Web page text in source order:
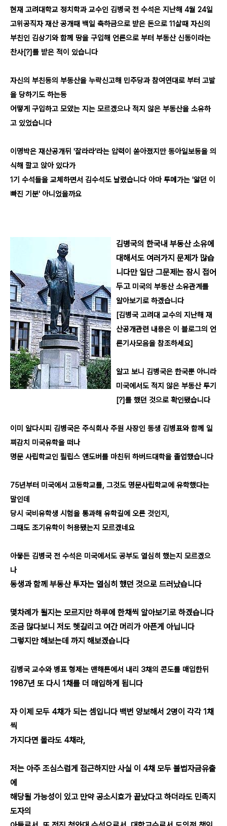
현재 고려대학교 정치학과 교수인 김병국 전 수석은 지난해 4월 24일
고위공직자 재산 공개때 백일 축하금으로 받은 돈으로 11살때 자신의
부친인 김상기와 함께 땅을 구입해 언론으로 부터 부동산 신동이라는
찬사[?]를 받은 적이 있습니다
자신의 부친등의 부동산을 누락신고해 민주당과 참여연대로 부터 고발
을 당하기도 하는등
어떻게 구입하고 모았는 지는 모르겠으나 적지 않은 부동산을 소유하
고 있었습니다
이명박은 재산공개뒤 '잘라라'라는 압력이 쏟아졌지만 동아일보등을 의
식해 깔고 앉아 있다가
1기 수석들을 교체하면서 김수석도 날렸습니다 아마 투메가는 '앓던 이
빠진 기분' 아니었을까요
김병국의 한국내 부동산 소유에
대해서도 여러가지 문제가 많습
니다만 일단 그문제는 잠시 접어
두고 미국의 부동산 소유관계를
알아보기로 하겠습니다
[김병국 고려대 교수의 지난해 재
산공개관련 내용은 이 블로그의 언
론기사모음을 참조하세요]
알고 보니 김병국은 한국뿐 아니라
미국에서도 적지 않은 부동산 투기
[?]를 했던 것으로 확인됐습니다
이미 알다시피 김병국은 주식회사 주원 사장인 동생 김병표와 함께 일
찌감치 미국유학을 떠나
명문 사립학교인 필립스 앤도버를 마친뒤 하버드대학을 졸업했습니다
75년부터 미국에서 고등학교를, 그것도 명문사립학교에 유학했다는
말인데
당시 국비유학생 시험을 통과해 유학길에 오른 것인지 ,
그때도 조기유학이 허용됐는지 모르겠네요
아뭏든 김병국 전 수석은 미국에서도 공부도 열심히 했는지 모르겠으
나
동생과 함께 부동산 투자는 열심히 했던 것으로 드러났습니다
몇차례가 될지는 모르지만 하루에 한채씩 알아보기로 하겠습니다
조금 많다보니 저도 헷갈리고 여간 머리가 아픈게 아닙니다
그렇지만 해보는데 까지 해보겠습니다
김병국 교수와 병표 형제는 맨해튼에서 내리 3채의 콘도를 매입한뒤
1987년 또 다시 1채를 더 매입하게 됩니다
자 이제 모두 4채가 되는 셈입니다 백번 양보해서 2명이 각각 1채
씩
가지다면 몰라도 4채라,
저는 아주 조심스럽게 접근하지만 사실 이 4채 모두 불법자금유출
에
해당될 가능성이 있고 만약 공소시효가 끝났다고 하더라도 민족지
도자의